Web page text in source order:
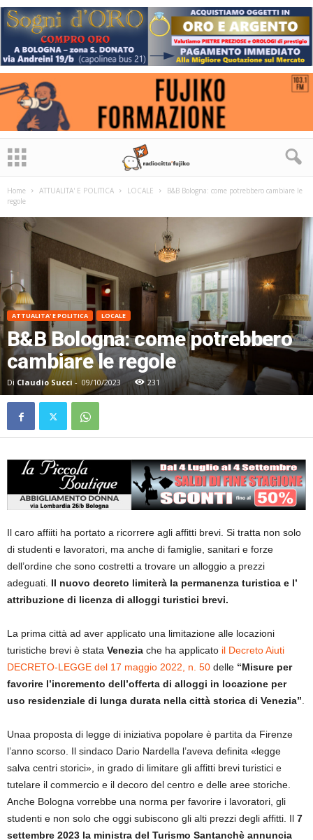
Home ATTUALITA' E POLITICA LOCALE
B&B Bologna: come potrebbero cambiare le
regole
ATTUALITA' E POLITICA LOCALE
B&B Bologna: come potrebbero
cambiare le regole
Di Claudio Succi- 09/10/2023 231
Il caro affiiti ha portato a ricorrere agli affitti brevi. Si tratta non solo
di studenti e lavoratori, ma anche di famiglie, sanitari e forze
dell’ordine che sono costretti a trovare un alloggio a prezzi
adeguati. Il nuovo decreto limiterà la permanenza turistica e l’
attribuzione di licenza di alloggi turistici brevi.
La prima città ad aver applicato una limitazione alle locazioni
turistiche brevi è stata Venezia che ha applicato il Decreto Aiuti
DECRETO-LEGGE del 17 maggio 2022, n. 50 delle “Misure per
favorire l’incremento dell’offerta di alloggi in locazione per
uso residenziale di lunga durata nella città storica di Venezia”.
Unaa proposta di legge di iniziativa popolare è partita da Firenze
l’anno scorso. Il sindaco Dario Nardella l’aveva definita «legge
salva centri storici», in grado di limitare gli affitti brevi turistici e
tutelare il commercio e il decoro del centro e delle aree storiche.
Anche Bologna vorrebbe una norma per favorire i lavoratori, gli
studenti e non solo che oggi subiscono gli alti prezzi degli affitti. Il 7
settembre 2023 la ministra del Turismo Santanchè annuncia